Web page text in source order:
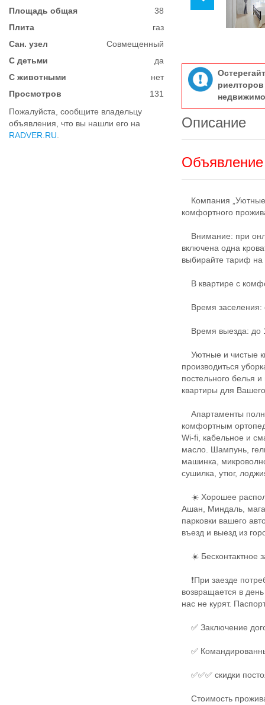
Площадь общая
38
Плита
газ
Сан. узел
Совмещенный
С детьми
да
С животными
нет
Просмотров
131
Пожалуйста, сообщите владельцу
объявления, что вы нашли его на
RADVER.RU
Описание
Объявление
Компания „Уютные
комфортного
Внимание: при
включена одна
выбирайте тариф на
В квартире с
Время заселения:
Время выезда: до
Уютные и чистые
производиться
постельного белья
квартиры для
Апартаменты
комфортным
Wi-fi, кабельное и
масло. Шампунь,
машинка,
сушилка, утюг,
☀️ Хорошее
Ашан, Миндаль,
парковки вашего
въезд и выезд из
☀️ Бесконтактное
❗️При заезде
возвращается в
нас не курят.
✅ Заключение
✅
✅✅✅ скидки
Стоимость